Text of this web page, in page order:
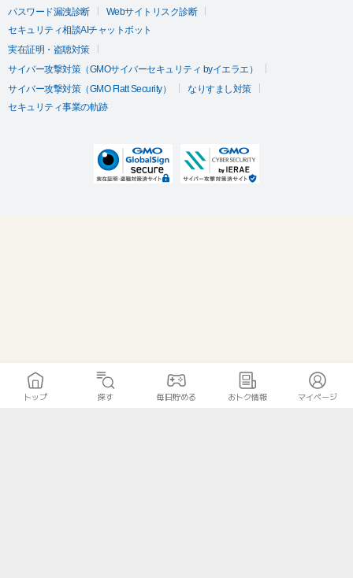
パスワード漏洩診断
Webサイトリスク診断
セキュリティ相談AIチャットボット
実在証明・盗聴対策
サイバー攻撃対策（GMOサイバーセキュリティ byイエラエ）
サイバー攻撃対策（GMO Flatt Security）
なりすまし対策
セキュリティ事業の軌跡
トップ 探す 毎日貯める おトク情報 マイページ